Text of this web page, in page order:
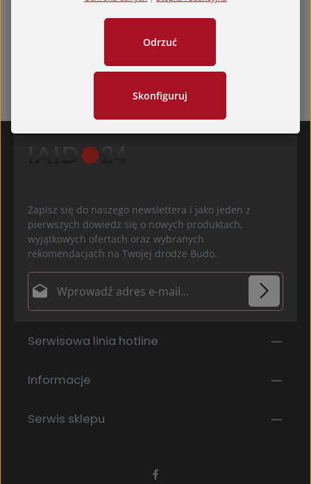
Zapisz się do naszego newslettera i jako jeden z
pierwszych dowiedz się o nowych produktach,
wyjątkowych ofertach oraz wybranych
rekomendacjach na Twojej drodze Budo.
Adres e-mail*
Wybierając kontynuuj potwierdzasz, że przeczytałeś
zaakceptowałeś nasze
Pola oznaczone gwiazdką (*) są polami obowiązkowymi.
Serwisowa linia hotline
Informacje
Serwis sklepu
Odrzuć
Skonfiguruj